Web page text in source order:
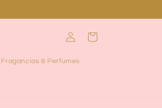
Fragancias & Perfumes
sesión
Carrito